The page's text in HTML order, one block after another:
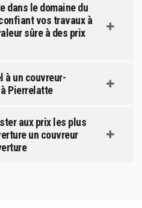
dans le domaine du
vos travaux à
sûre à des prix
à un couvreur-
Pierrelatte
aux prix les plus
un couvreur